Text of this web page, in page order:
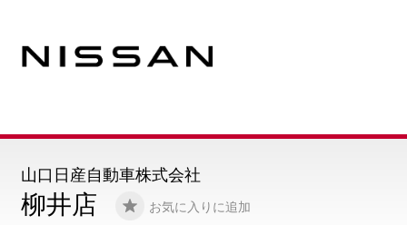
柳井店 お気に入りに追加
山口日産自動車株式会社